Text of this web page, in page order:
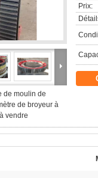
de moulin de
de broyeur à
vendre
Prix: